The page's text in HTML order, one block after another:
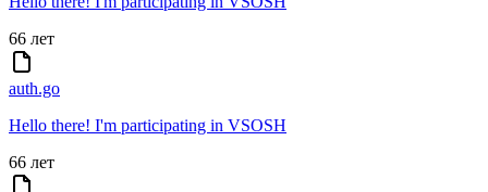
66 лет
auth.go
Hello there! I'm participating in VSOSH
66 лет